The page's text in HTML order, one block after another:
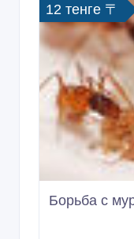
12 тенге 〒
Борьба с